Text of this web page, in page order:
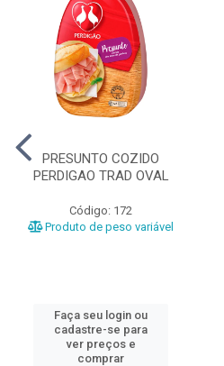
PRESUNTO COZIDO
PERDIGAO TRAD OVAL
Código: 172
Produto de peso variável
Faça seu login ou
cadastre-se para
ver preços e
comprar